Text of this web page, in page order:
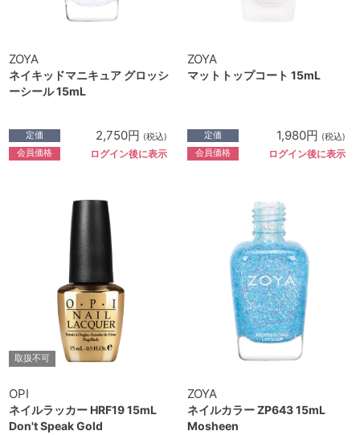
ZOYA
ネイキッドマニキュア グロッシ
ーシール 15mL
定価 2,750円 (税込)
会員価格 ログイン後に表示
ZOYA
マットトップコート 15mL
定価 1,980円 (税込)
会員価格 ログイン後に表示
取扱不可
OPI
ネイルラッカー HRF19 15mL
Don't Speak Gold
ZOYA
ネイルカラー ZP643 15mL
Mosheen